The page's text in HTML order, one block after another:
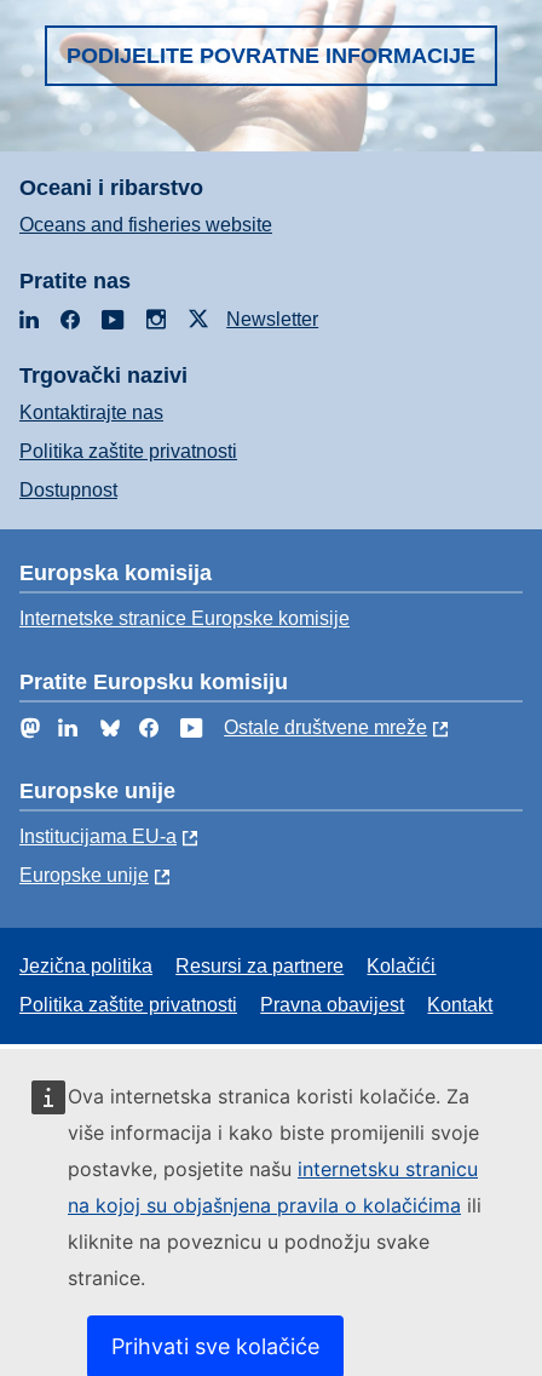
Ova internetska stranica koristi kolačiće. Za
više informacija i kako biste promijenili svoje
postavke, posjetite našu internetsku stranicu
na kojoj su objašnjena pravila o kolačićima ili
kliknite na poveznicu u podnožju svake
stranice.
Prihvati sve kolačiće
PODIJELITE POVRATNE INFORMACIJE
Oceani i ribarstvo
Oceans and fisheries website
Pratite nas
LinkedInFacebookYouTubeInstagramNewsletter
Trgovački nazivi
Kontaktirajte nas
Politika zaštite privatnosti
Dostupnost
Europska komisija
Internetske stranice Europske komisije
Pratite Europsku komisiju
MastodonLinkedInBlueskyFacebookYouTube
Ostale društvene mreže
Europske unije
Institucijama EU-a
Europske unije
Jezična politika Resursi za partnere
Kolačići
Politika zaštite privatnosti
Pravna obavijest Kontakt